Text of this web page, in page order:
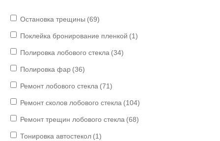
Остановка трещины (69)
Поклейка бронирование пленкой (1)
Полировка лобового стекла (34)
Полировка фар (36)
Ремонт лобового стекла (71)
Ремонт сколов лобового стекла (104)
Ремонт трещин лобового стекла (68)
Тонировка автостекол (1)